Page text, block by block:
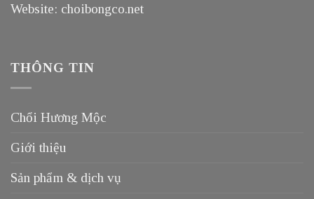
Website: choibongco.net
THÔNG TIN
Chổi Hương Mộc
Giới thiệu
Sản phẩm & dịch vụ